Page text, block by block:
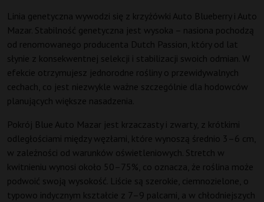
Linia genetyczna wywodzi się z krzyżówki Auto Blueberry i Auto
Mazar. Stabilność genetyczna jest wysoka – nasiona pochodzą
od renomowanego producenta Dutch Passion, który od lat
słynie z konsekwentnej selekcji i stabilizacji swoich odmian. W
efekcie otrzymujesz jednorodne rośliny o przewidywalnych
cechach, co jest niezwykle ważne szczególnie dla hodowców
planujących większe nasadzenia.
Pokrój Blue Auto Mazar jest krzaczasty i zwarty, z krótkimi
odległościami między węzłami, które wynoszą średnio 3–6 cm,
w zależności od warunków oświetleniowych. Stretch w
kwitnieniu wynosi około 50–75%, co oznacza, że roślina może
podwoić swoją wysokość. Liście są szerokie, ciemnozielone, o
typowo indycznym kształcie z 7–9 palcami, a w chłodniejszych